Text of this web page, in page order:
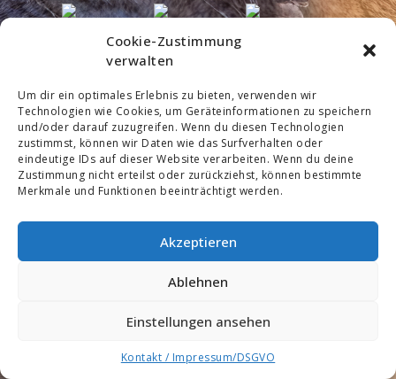
Cookie-Zustimmung
verwalten
Um dir ein optimales Erlebnis zu bieten, verwenden wir
Technologien wie Cookies, um Geräteinformationen zu speichern
und/oder darauf zuzugreifen. Wenn du diesen Technologien
zustimmst, können wir Daten wie das Surfverhalten oder
eindeutige IDs auf dieser Website verarbeiten. Wenn du deine
Zustimmung nicht erteilst oder zurückziehst, können bestimmte
Merkmale und Funktionen beeinträchtigt werden.
Akzeptieren
Ablehnen
Einstellungen ansehen
Kontakt / Impressum/DSGVO